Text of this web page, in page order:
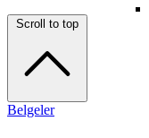
Scroll to top
Belgeler